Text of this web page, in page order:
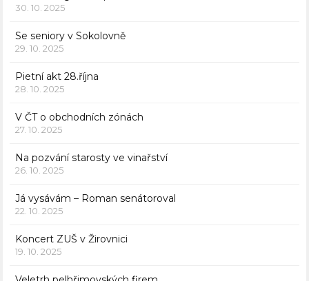
30. 10. 2025
Se seniory v Sokolovně
29. 10. 2025
Pietní akt 28.října
28. 10. 2025
V ČT o obchodních zónách
27. 10. 2025
Na pozvání starosty ve vinařství
26. 10. 2025
Já vysávám – Roman senátoroval
22. 10. 2025
Koncert ZUŠ v Žirovnici
19. 10. 2025